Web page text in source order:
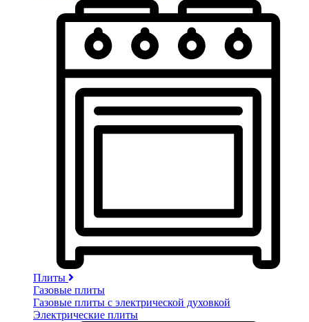
Плиты
Газовые плиты
Газовые плиты с электрической духовкой
Электрические плиты